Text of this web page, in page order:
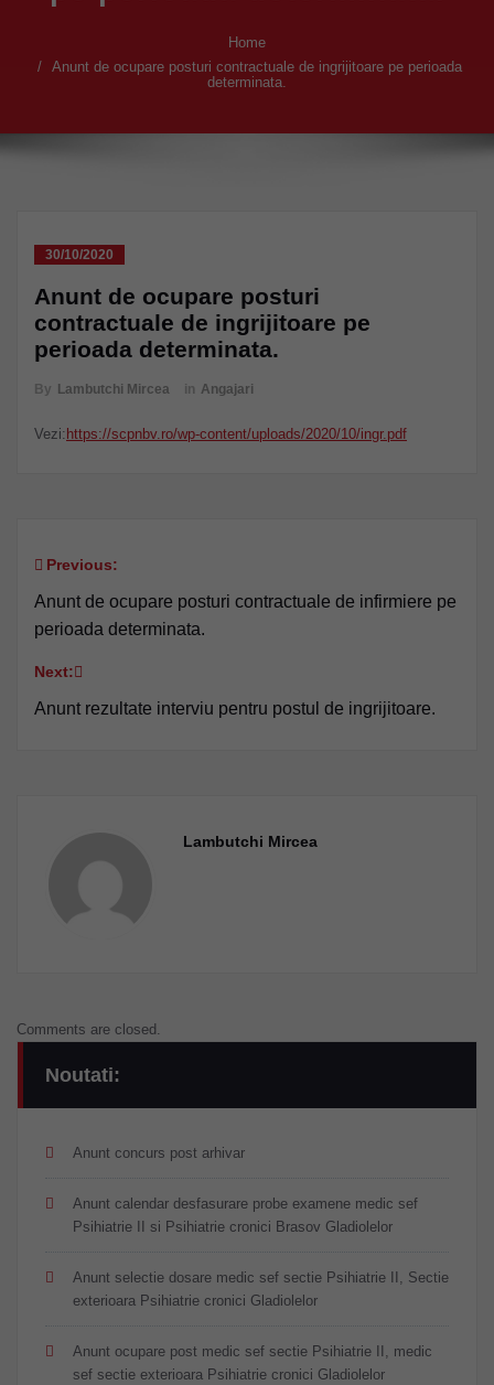
Home
Anunt de ocupare posturi contractuale de ingrijitoare pe perioada
determinata.
30/10/2020
Anunt de ocupare posturi
contractuale de ingrijitoare pe
perioada determinata.
By Lambutchi Mircea in Angajari
Vezi: https://scpnbv.ro/wp-content/uploads/2020/10/ingr.pdf
Navigare
în
articole
Previous:
Anunt de ocupare posturi contractuale de infirmiere pe
perioada determinata.
Next:
Anunt rezultate interviu pentru postul de ingrijitoare.
Lambutchi Mircea
Comments are closed.
Noutati:
Anunt concurs post arhivar
Anunt calendar desfasurare probe examene medic sef
Psihiatrie II si Psihiatrie cronici Brasov Gladiolelor
Anunt selectie dosare medic sef sectie Psihiatrie II, Sectie
exterioara Psihiatrie cronici Gladiolelor
Anunt ocupare post medic sef sectie Psihiatrie II, medic
sef sectie exterioara Psihiatrie cronici Gladiolelor